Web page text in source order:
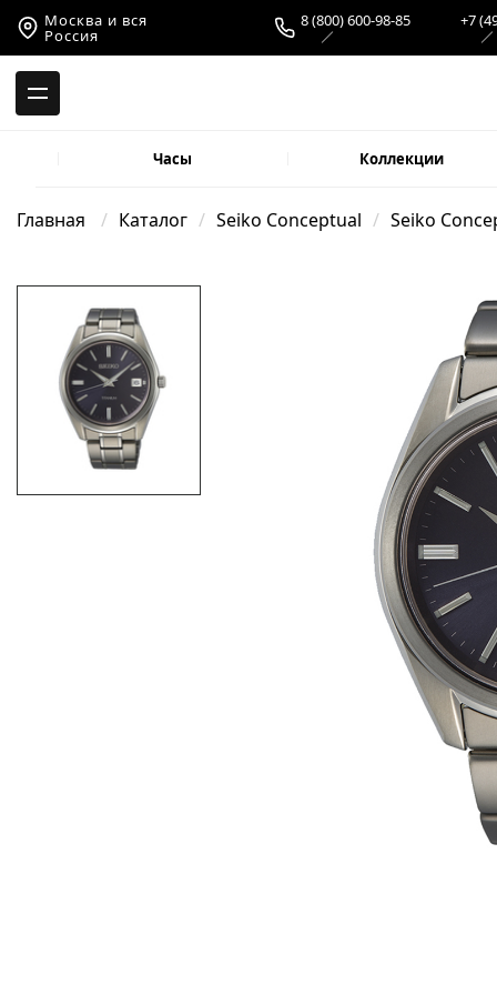
Москва и вся
Россия
8 (800) 600-98-85 +7
Часы Коллекции
Главная Каталог Seiko Conceptual Seiko